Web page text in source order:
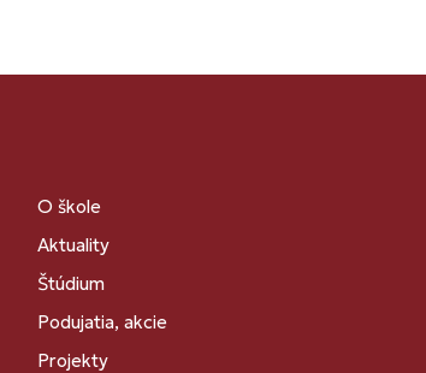
O škole
Aktuality
Štúdium
Podujatia, akcie
Projekty